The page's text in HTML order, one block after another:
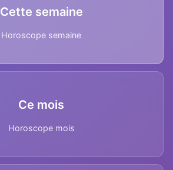
Cette semaine
Horoscope semaine
Ce mois
Horoscope mois